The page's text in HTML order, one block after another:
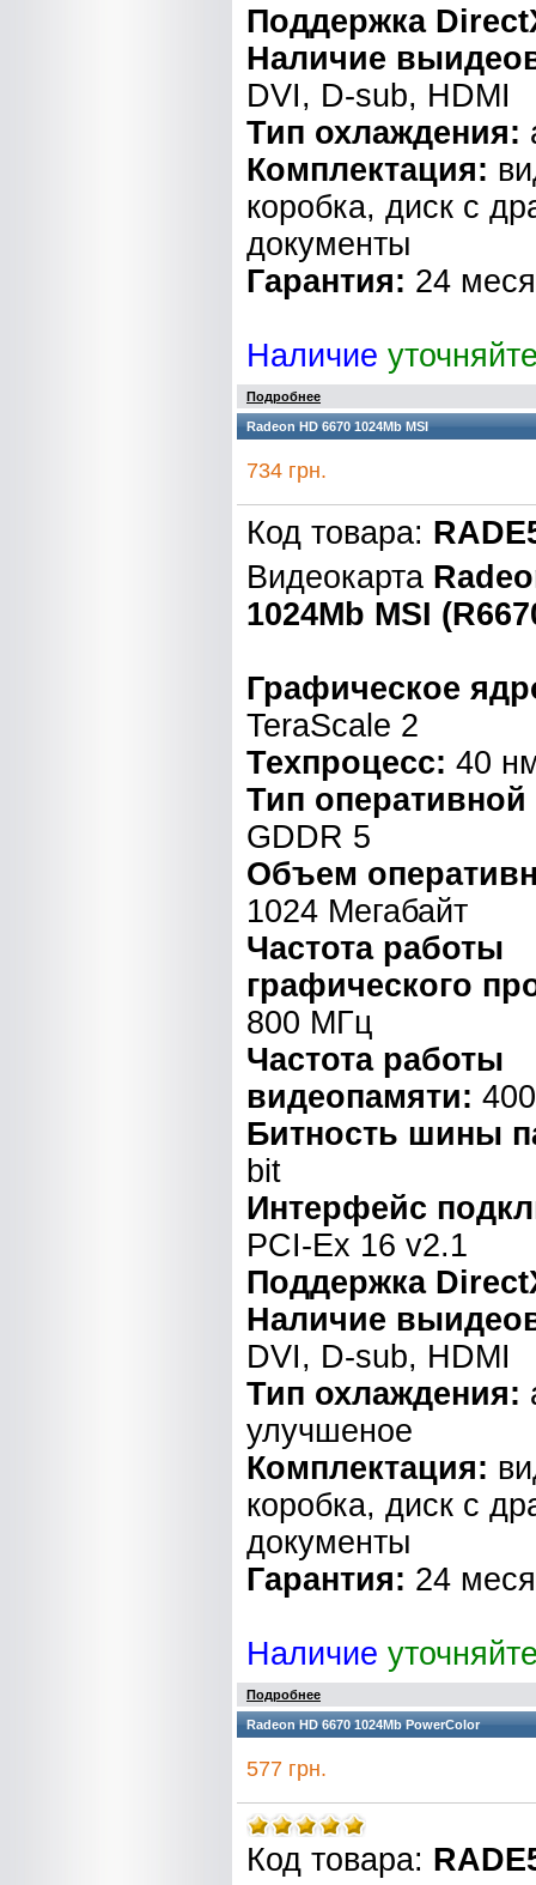
Поддержка
Наличие
DVI, D-sub, HDMI
Тип охлаждения:
Комплектация:
коробка, диск с
документы
Гарантия: 24
Наличие
Подробнее
Radeon HD 6670 1024Mb MSI
734 грн.
Код товара:
Видеокарта
1024Mb MSI
Графическое
TeraScale 2
Техпроцесс: 40
Тип
GDDR 5
Объем
1024 Мегабайт
Частота работы
графического
800 МГц
Частота работы
видеопамяти:
Битность шины
bit
Интерфейс
PCI-Ex 16 v2.1
Поддержка
Наличие
DVI, D-sub, HDMI
Тип охлаждения:
улучшеное
Комплектация:
коробка, диск с
документы
Гарантия: 24
Наличие
Подробнее
Radeon HD 6670 1024Mb PowerColor
577 грн.
Код товара: